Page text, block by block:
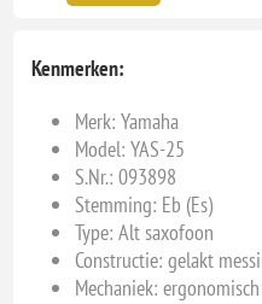
Kenmerken:
Merk:Yamaha
Model: YAS-25
S.Nr.: 093898
Stemming: Eb (Es)
Type: Alt saxofoon
Constructie: gelakt
Mechaniek: